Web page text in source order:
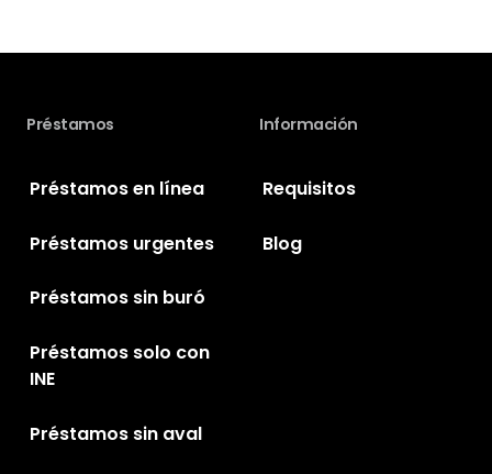
Préstamos
Préstamos en línea
Préstamos urgentes
Préstamos sin buró
Préstamos solo con
INE
Préstamos sin aval
Información
Requisitos
Blog